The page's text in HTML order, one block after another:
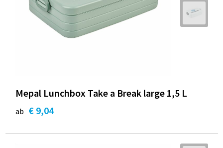
Mepal Lunchbox Take a Break large 1,5 L
ab € 9,04